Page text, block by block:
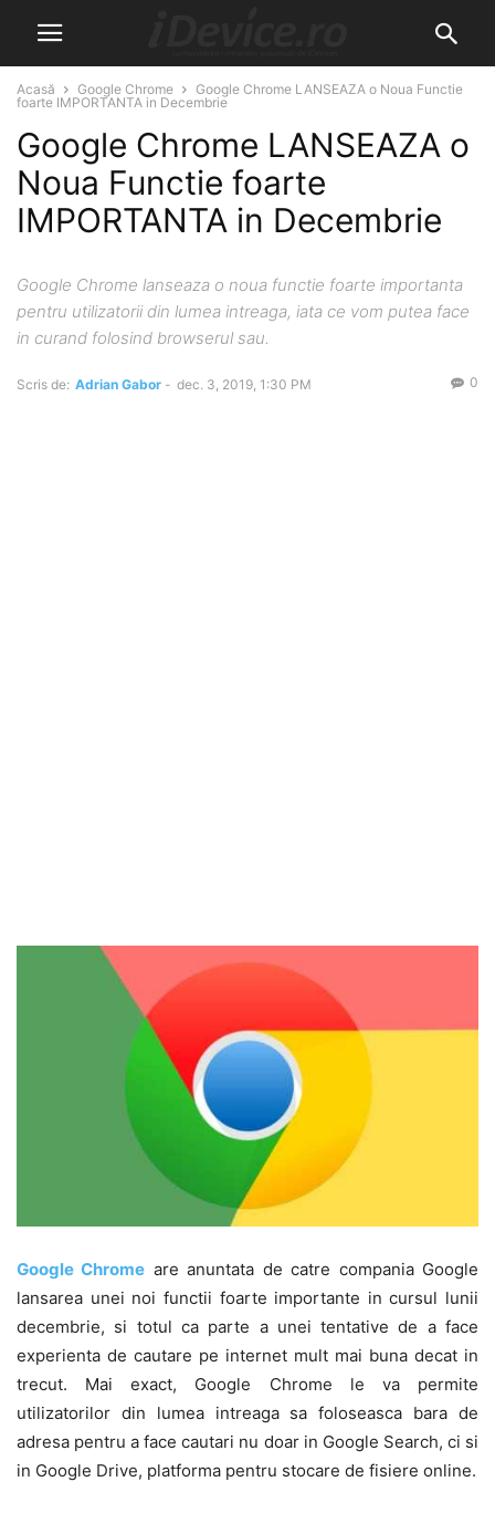
Acasă Google Chrome
Google Chrome LANSEAZA o Noua Functie
foarte IMPORTANTA in Decembrie
Google Chrome LANSEAZA o
Noua Functie foarte
IMPORTANTA in Decembrie
Google Chrome lanseaza o noua functie foarte importanta
pentru utilizatorii din lumea intreaga, iata ce vom putea face
in curand folosind browserul sau.
Scris de: Adrian Gabor - dec. 3, 2019, 1:30 PM 0
Google Chrome are anuntata de catre compania Google
lansarea unei noi functii foarte importante in cursul lunii
decembrie, si totul ca parte a unei tentative de a face
experienta de cautare pe internet mult mai buna decat in
trecut. Mai exact, Google Chrome le va permite
utilizatorilor din lumea intreaga sa foloseasca bara de
adresa pentru a face cautari nu doar in Google Search, ci si
in Google Drive, platforma pentru stocare de fisiere online.